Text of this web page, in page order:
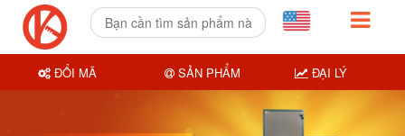
ĐỔI MÃ SẢN PHẨM ĐẠI LÝ